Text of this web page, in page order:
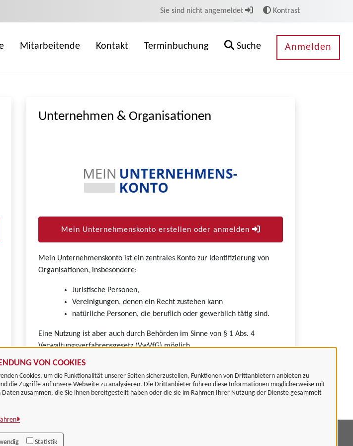
VON COOKIES
Cookies, um die Funktionalität unserer Seiten sicherzustellen, Funktionen von Drittanbietern anbieten zu
die Zugriffe auf unsere Webseite zu analysieren. Die Drittanbieter führen diese Informationen möglicherweise mit
zusammen, die Sie ihnen bereitgestellt haben oder die sie im Rahmen Ihrer Nutzung der Dienste gesammelt
Statistik
Sie sind nicht angemeldet Kontrast
Mitarbeitende Kontakt Terminbuchung Suche Anmelden
Unternehmen & Organisationen
Mein Unternehmenskonto erstellen oder anmelden
Mein Unternehmenskonto ist ein zentrales Konto zur Identifizierung von
Organisationen, insbesondere:
Juristische Personen,
Vereinigungen, denen ein Recht zustehen kann
natürliche Personen, die beruflich oder gewerblich tätig sind.
Eine Nutzung ist aber auch durch Behörden im Sinne von § 1 Abs. 4
Verwaltungsverfahrensgesetz (VwVfG) möglich.